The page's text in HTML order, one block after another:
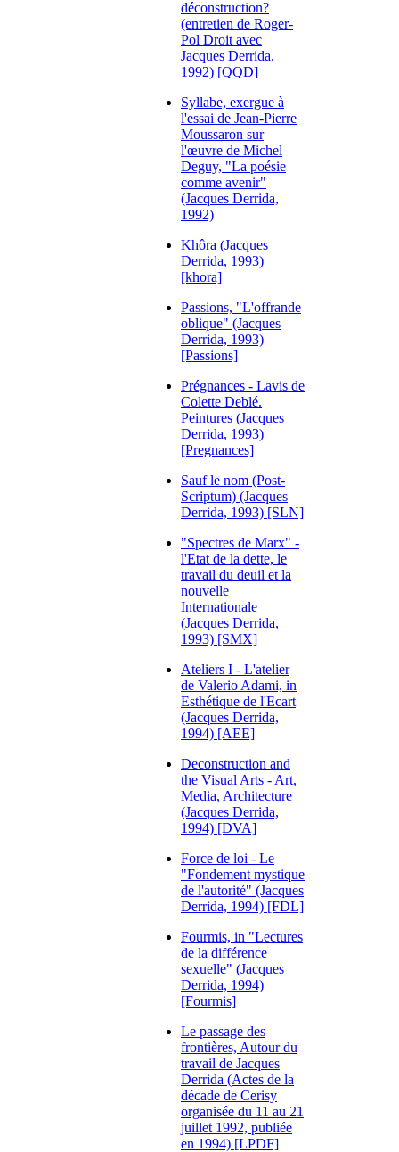
déconstruction?
(entretien de Roger-
Pol Droit avec
Jacques Derrida,
1992) [QQD]
Syllabe, exergue à
l'essai de Jean-Pierre
Moussaron sur
l'œuvre de Michel
Deguy, "La poésie
comme avenir"
(Jacques Derrida,
1992)
Khôra (Jacques
Derrida, 1993)
[khora]
Passions, "L'offrande
oblique" (Jacques
Derrida, 1993)
[Passions]
Prégnances - Lavis de
Colette Deblé.
Peintures (Jacques
Derrida, 1993)
[Pregnances]
Sauf le nom (Post-
Scriptum) (Jacques
Derrida, 1993) [SLN]
"Spectres de Marx" -
l'Etat de la dette, le
travail du deuil et la
nouvelle
Internationale
(Jacques Derrida,
1993) [SMX]
Ateliers I - L'atelier
de Valerio Adami, in
Esthétique de l'Ecart
(Jacques Derrida,
1994) [AEE]
Deconstruction and
the Visual Arts - Art,
Media, Architecture
(Jacques Derrida,
1994) [DVA]
Force de loi - Le
"Fondement mystique
de l'autorité" (Jacques
Derrida, 1994) [FDL]
Fourmis, in "Lectures
de la différence
sexuelle" (Jacques
Derrida, 1994)
[Fourmis]
Le passage des
frontières, Autour du
travail de Jacques
Derrida (Actes de la
décade de Cerisy
organisée du 11 au 21
juillet 1992, publiée
en 1994) [LPDF]